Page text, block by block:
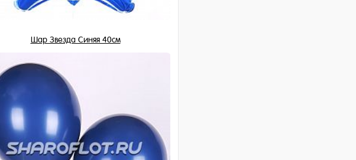
Шар Звезда Синяя 40см
345 ₽
В корзину
Купить в 1 клик